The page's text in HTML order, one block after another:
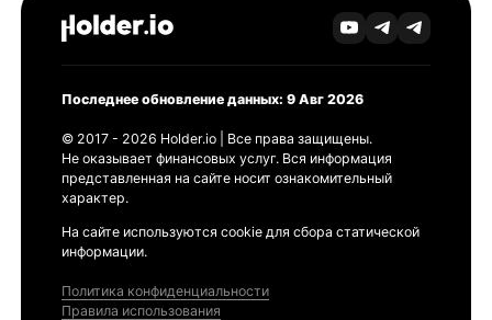
Последнее обновление данных: 9 Авг 2026
© 2017 - 2026 Holder.io | Все права защищены.
Не оказывает финансовых услуг. Вся информация
представленная на сайте носит ознакомительный
характер.
На сайте используются cookie для сбора статической
информации.
Политика конфиденциальности
Правила использования